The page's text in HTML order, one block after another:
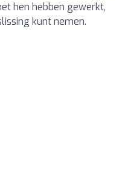
hen hebben gewerkt,
kunt nemen.